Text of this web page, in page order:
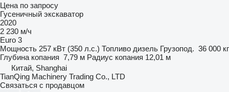
Цена по запросу
Гусеничный экскаватор
2020
2 230 м/ч
Euro 3
Мощность 257 кВт (350 л.с.) Топливо дизель Грузопод. 36 000 кг
Глубина копания 7,79 м Радиус копания 12,01 м
Китай, Shanghai
TianQing Machinery Trading Co., LTD
Связаться с продавцом